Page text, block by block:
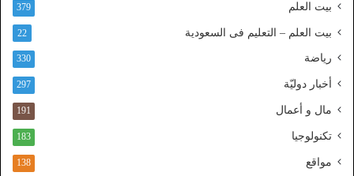
ا
ل
ط
ا
م
و
بيت العلم 379
بيت العلم – التعليم فى السعودية 22
رياضة 330
أخبار دوليّة 297
مال و أعمال 191
تكنولوجيا 183
مواقع 138